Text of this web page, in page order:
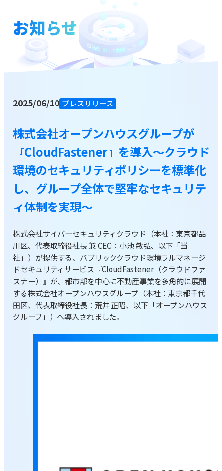
お役立ち資料
ブログ
お問い合わせ
お知らせ
2025/06/10 プレスリリース
株式会社オープンハウスグループが
『CloudFastener』を導入～クラウド
環境のセキュリティポリシーを標準化
し、グループ全体で堅牢なセキュリテ
ィ体制を実現〜
株式会社サイバーセキュリティクラウド（本社：東京都品
川区、代表取締役社長 兼 CEO：小池 敏弘、以下「当
社」）が提供する、パブリッククラウド環境フルマネージ
ドセキュリティサービス『CloudFastener（クラウドファ
スナー）』が、都市部を中心に不動産事業を多角的に展開
する株式会社オープンハウスグループ（本社：東京都千代
田区、代表取締役社長：荒井 正昭、以下「オープンハウス
グループ」）へ導入されました。